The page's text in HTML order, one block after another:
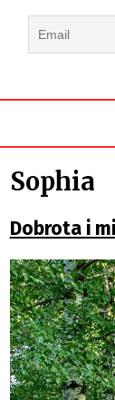
Sophia
Dobrota i